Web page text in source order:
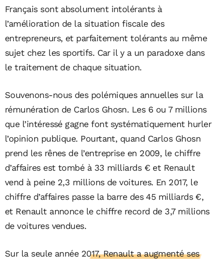
Français sont absolument intolérants à
l’amélioration de la situation fiscale des
entrepreneurs, et parfaitement tolérants au même
sujet chez les sportifs. Car il y a un paradoxe dans
le traitement de chaque situation.
Souvenons-nous des polémiques annuelles sur la
rémunération de Carlos Ghosn. Les 6 ou 7 millions
que l’intéressé gagne font systématiquement hurler
l’opinion publique. Pourtant, quand Carlos Ghosn
prend les rênes de l’entreprise en 2009, le chiffre
d’affaires est tombé à 33 milliards € et Renault
vend à peine 2,3 millions de voitures. En 2017, le
chiffre d’affaires passe la barre des 45 milliards €,
et Renault annonce le chiffre record de 3,7 millions
de voitures vendues.
Sur la seule année 2017, Renault a augmenté ses